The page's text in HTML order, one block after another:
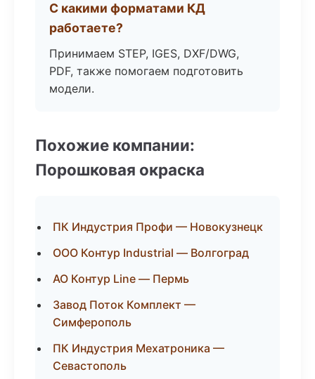
С какими форматами КД
работаете?
Принимаем STEP, IGES, DXF/DWG,
PDF, также помогаем подготовить
модели.
Похожие компании:
Порошковая окраска
ПК Индустрия Профи — Новокузнецк
ООО Контур Industrial — Волгоград
АО Контур Line — Пермь
Завод Поток Комплект —
Симферополь
ПК Индустрия Мехатроника —
Севастополь